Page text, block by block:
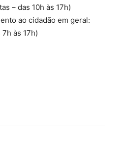
– das 10h às 17h)
ao cidadão em geral:
às 17h)